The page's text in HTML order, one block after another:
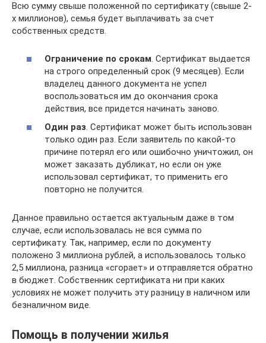
Всю сумму свыше положенной по сертификату (свыше 2-
х миллионов), семья будет выплачивать за счет
собственных средств.
Ограничение по срокам . Сертификат выдается
на строго определенный срок (9 месяцев). Если
владелец данного документа не успел
воспользоваться им до окончания срока
действия, все придется начинать заново.
Один раз. Сертификат может быть использован
только один раз. Если заявитель по какой-то
причине потерял его или ошибочно уничтожил, он
может заказать дубликат, но если он уже
использовал сертификат, то применить его
повторно не получится.
Данное правильно остается актуальным даже в том
случае, если использовалась не вся сумма по
сертификату. Так, например, если по документу
положено 3 миллиона рублей, а использовалось только
2,5 миллиона, разница «сгорает» и отправляется обратно
в бюджет. Собственник сертификата ни при каких
условиях не может получить эту разницу в наличном или
безналичном виде.
Помощь в получении жилья